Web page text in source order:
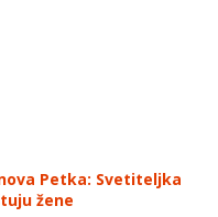
Petka: Svetiteljka
žene